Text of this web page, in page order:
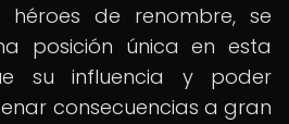
de renombre, se
posición única en esta
su influencia y poder
consecuencias a gran